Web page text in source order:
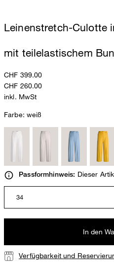
Leinenstretch-Culotte
mit teilelastischem
CHF 399.00
CHF 260.00
inkl. MwSt
Farbe: weiß
Passformhinweis: Dieser
34
In den
Verfügbarkeit und